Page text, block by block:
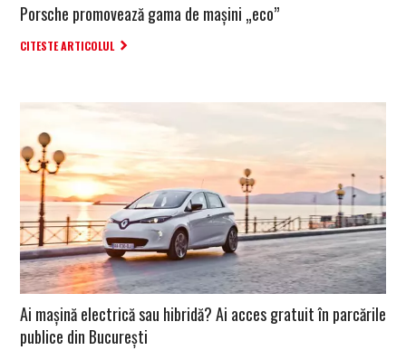
Porsche promovează gama de mașini „eco”
CITESTE ARTICOLUL
Ai mașină electrică sau hibridă? Ai acces gratuit în parcările
publice din București